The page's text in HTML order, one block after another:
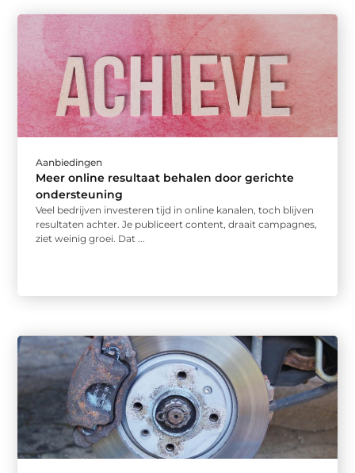
Aanbiedingen
Meer online resultaat behalen door gerichte
ondersteuning
Veel bedrijven investeren tijd in online kanalen, toch blijven
resultaten achter. Je publiceert content, draait campagnes,
ziet weinig groei. Dat ...